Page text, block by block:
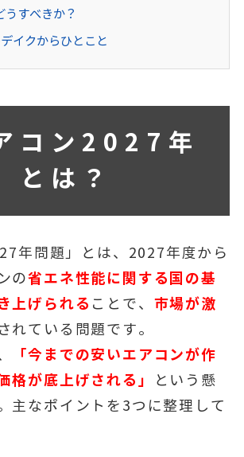
うすべきか？
イクからひとこと
コン2027年
とは？
年問題」とは、2027年度から
の省エネ性能に関する国の基
上げられる ことで、 市場が激
れている問題です。
「今までの安いエアコンが作
格が底上げされる」
という懸
主なポイントを3つに整理して